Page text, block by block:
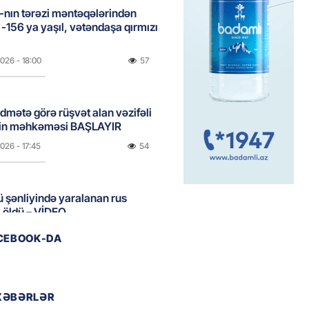
nın tərəzi məntəqələrindən
ya yaşıl, vətəndaşa qırmızı
- 18:00 57
görə rüşvət alan vəzifəli
məhkəməsi BAŞLAYIR
- 17:45 54
şənliyində yaralanan rus
– VİDEO
546 min manatı 20
DA